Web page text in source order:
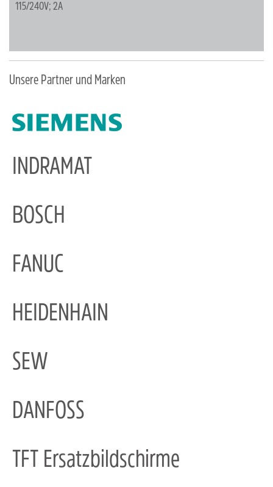
115/240V; 2A
Unsere Partner und Marken
INDRAMAT
BOSCH
FANUC
HEIDENHAIN
SEW
DANFOSS
TFT Ersatzbildschirme